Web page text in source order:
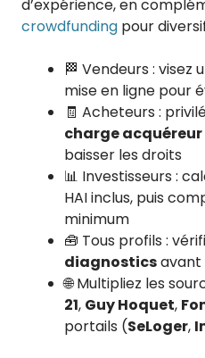
d’expérience, en
crowdfunding pour
🏁 Vendeurs : visez
mise en ligne pour
🧾 Acheteurs :
charge acquéreur
baisser les droits
📊 Investisseurs :
HAI inclus, puis
minimum
🧰 Tous profils :
diagnosticsavant
🌐 Multipliez les
21, Guy Hoquet,
portails (SeLoger,